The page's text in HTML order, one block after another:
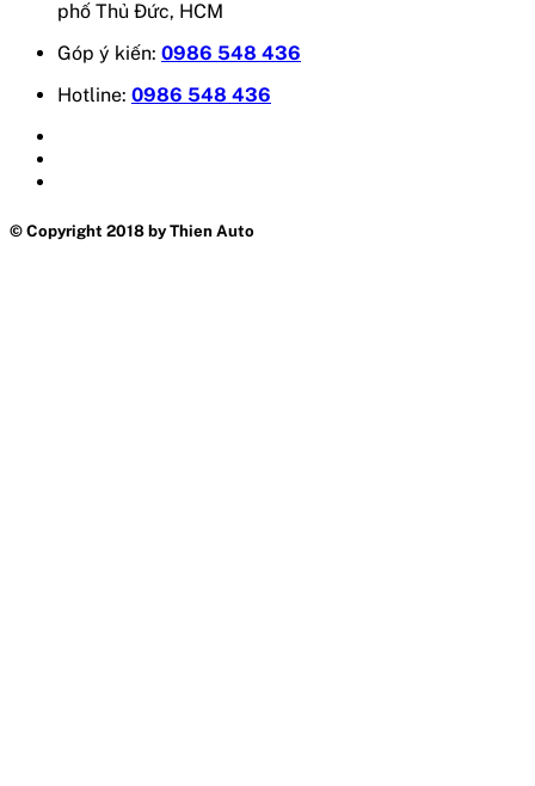
phố Thủ Đức, HCM
Góp ý kiến: 0986 548 436
Hotline: 0986 548 436
© Copyright 2018 by Thien Auto